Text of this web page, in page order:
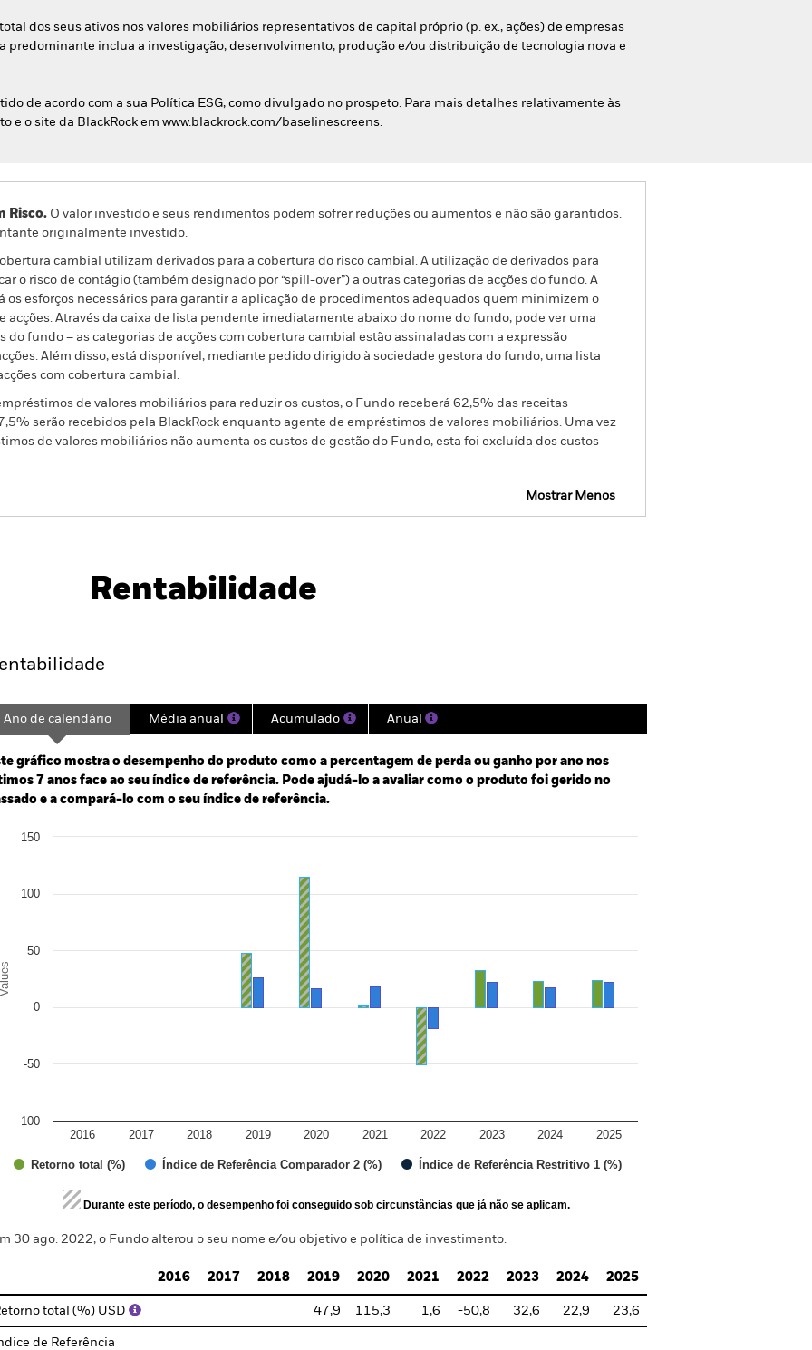
dos seus ativos nos valores mobiliários representativos de capital próprio (p. ex., ações) de empresas
predominante inclua a investigação, desenvolvimento, produção e/ou distribuição de tecnologia nova e
de acordo com a sua Política ESG, como divulgado no prospeto. Para mais detalhes relativamente às
e o site da BlackRock em www.blackrock.com/baselinescreens.
Risco. O valor investido e seus rendimentos podem sofrer reduções ou aumentos e não são garantidos.
originalmente investido.
cambial utilizam derivados para a cobertura do risco cambial. A utilização de derivados para
o risco de contágio (também designado por “spill-over”) a outras categorias de acções do fundo. A
os esforços necessários para garantir a aplicação de procedimentos adequados quem minimizem o
acções. Através da caixa de lista pendente imediatamente abaixo do nome do fundo, pode ver uma
do fundo – as categorias de acções com cobertura cambial estão assinaladas com a expressão
Além disso, está disponível, mediante pedido dirigido à sociedade gestora do fundo, uma lista
com cobertura cambial.
de valores mobiliários para reduzir os custos, o Fundo receberá 62,5% das receitas
serão recebidos pela BlackRock enquanto agente de empréstimos de valores mobiliários. Uma vez
de valores mobiliários não aumenta os custos de gestão do Fundo, esta foi excluída dos custos
Mostrar Menos
Download
Rentabilidade
2018-08-01 00:00:00 to 2026-07-31 00:00:00.
-240 to 480.
Ano de calendário Média anual Acumulado Anual
gráfico mostra o desempenho do produto como a percentagem de perda ou ganho por ano nos
7 anos face ao seu índice de referência. Pode ajudá-lo a avaliar como o produto foi gerido no
e a compará-lo com o seu índice de referência.
chart with 3 data series.
chart has 1 Y axis displaying Values. Range: -100 to 150.
Values
Retorno total (%) Índice de Referência Comparador 2 (%) Índice de Referência Restritivo 1 (%)
2016 2017 2018 2019 2020 2021 2022 2023 2024 2025
-100
-50
0
50
100
150
of interactive chart.
Durante este período, o desempenho foi conseguido sob circunstâncias que já não se aplicam.
30 ago. 2022, o Fundo alterou o seu nome e/ou objetivo e política de investimento.
2016 2017 2018 2019 2020 2021 2022 2023 2024 2025
total (%) USD 47,9 115,3 1,6 -50,8 32,6 22,9 23,6
de Referência